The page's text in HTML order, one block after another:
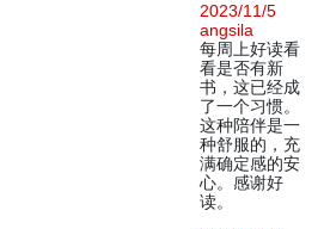
2023/11/5
angsila
每周上好读看
看是否有新
书，这已经成
了一个习惯。
这种陪伴是一
种舒服的，充
满确定感的安
心。感谢好
读。